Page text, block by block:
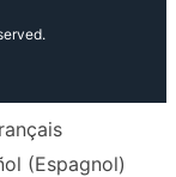
(Espagnol)